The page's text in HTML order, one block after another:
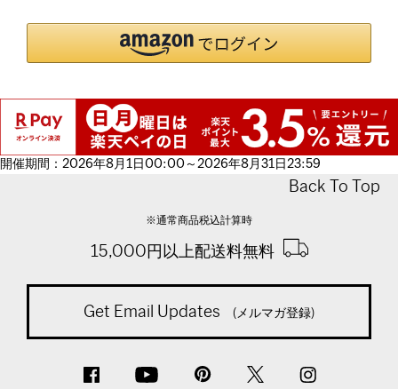
開催期間：2026年8月1日00:00～2026年8月31日23:59
Back To Top
※通常商品税込計算時
15,000円以上配送料無料
Get Email Updates (メルマガ登録)